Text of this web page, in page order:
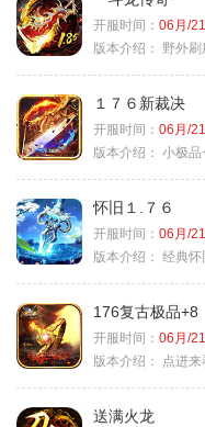
开服时间： 06月/
版本介绍：
野外
１７６新裁决
开服时间： 06月/
版本介绍： 小极品
怀旧１.７６
开服时间： 06月/
版本介绍： 经典怀
176复古极品+8
开服时间： 06月/
版本介绍：
点进
送满火龙